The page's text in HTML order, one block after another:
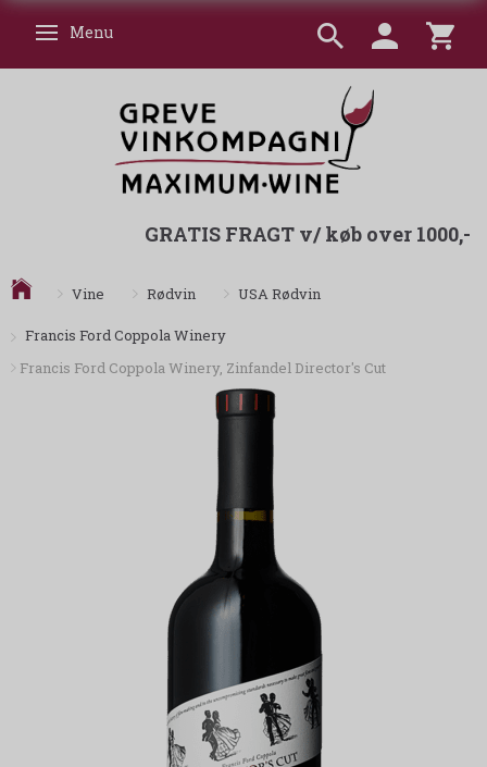
Skifte navigation
Menu
GRATIS FRAGT v/ køb over 1000,-
Vine Rødvin USA Rødvin
Francis Ford Coppola Winery
Francis Ford Coppola Winery, Zinfandel Director's Cut